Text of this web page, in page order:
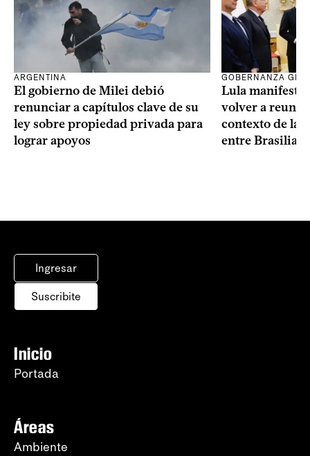
ARGENTINA
El gobierno de Milei debió
renunciar a capítulos clave de su
ley sobre propiedad privada para
lograr apoyos
GOBERNANZA
Lula manifestó
volver a
contexto de la
entre Brasilia
Ingresar
Suscribite
Inicio
Portada
Áreas
Ambiente